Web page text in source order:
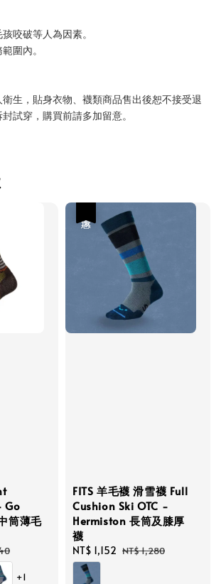
咬破等人為因素。
圍內。
生，貼身衣物、襪類商品售出後恕不接受退
試穿，購買前請多加留意。
Go
筒薄毛
+1
FITS 羊毛襪 滑雪襪 Full
Cushion Ski OTC -
Hermiston 長筒及膝厚
襪
Sale
price
NT$ 1,152 Regular
NT$ 1,280